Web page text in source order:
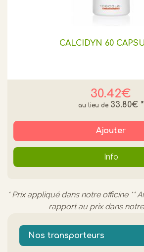
CALCIDYN 60
30.42€
33.80€ *
Ajouter
Info
* Prix appliqué dans notre officine **
rapport au prix dans
Nos transporteurs